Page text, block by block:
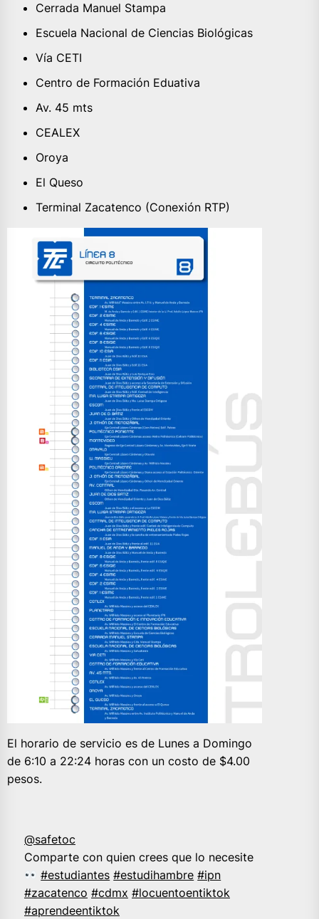
Cerrada Manuel Stampa
Escuela Nacional de Ciencias Biológicas
Vía CETI
Centro de Formación Eduativa
Av. 45 mts
CEALEX
Oroya
El Queso
Terminal Zacatenco (Conexión RTP)
El horario de servicio es de Lunes a Domingo
de 6:10 a 22:24 horas con un costo de $4.00
pesos.
@safetoc
Comparte con quien crees que lo necesite
#estudiantes #estudihambre #ipn
#zacatenco #cdmx #locuentoentiktok
#aprendeentiktok